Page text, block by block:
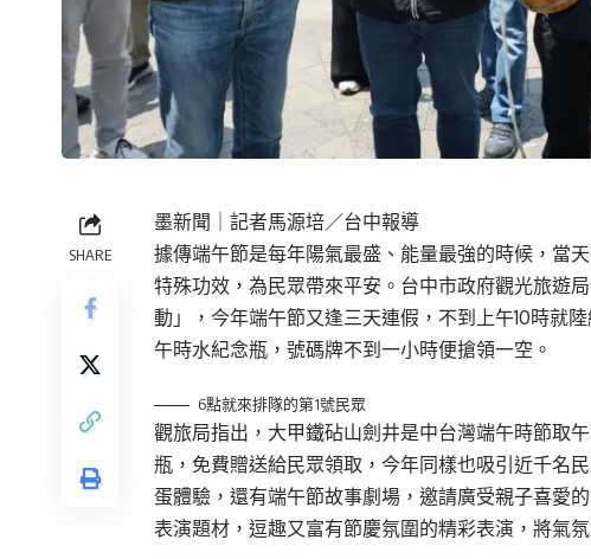
SHARE
墨新聞 ｜記者馬源培／台中報導
據傳端午節是每年陽氣最盛、能量最強的時候，當
特殊功效，為民眾帶來平安。台中市政府觀光旅遊
動」，今年端午節又逢三天連假，不到上午10時就
午時水紀念瓶，號碼牌不到一小時便搶領一空。
6點就來排隊的第1號民眾
觀旅局指出，大甲鐵砧山劍井是中台灣端午時節取
瓶，免費贈送給民眾領取，今年同樣也吸引近千名
蛋體驗，還有端午節故事劇場，邀請廣受親子喜愛
表演題材，逗趣又富有節慶氛圍的精彩表演，將氣